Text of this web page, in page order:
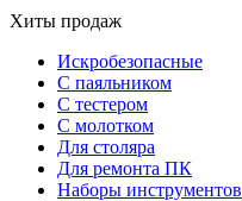
Хиты продаж
Искробезопасные
С паяльником
С тестером
С молотком
Для столяра
Для ремонта ПК
Наборы